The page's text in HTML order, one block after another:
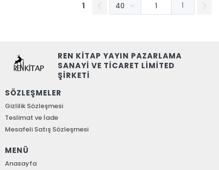
1 1
REN KİTAP YAYIN PAZARLAMA
SANAYİ VE TİCARET LİMİTED
ŞİRKETİ
SÖZLEŞMELER
Gizlilik Sözleşmesi
Teslimat ve İade
Mesafeli Satış Sözleşmesi
MENÜ
Anasayfa